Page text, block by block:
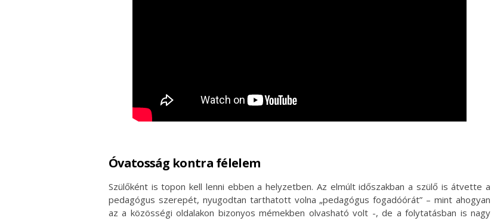
Óvatosság kontra félelem
Szülőként is topon kell lenni ebben a helyzetben. Az elmúlt időszakban a szülő is átvette a
pedagógus szerepét, nyugodtan tarthatott volna „pedagógus fogadóórát” – mint ahogyan
az a közösségi oldalakon bizonyos mémekben olvasható volt -, de a folytatásban is nagy